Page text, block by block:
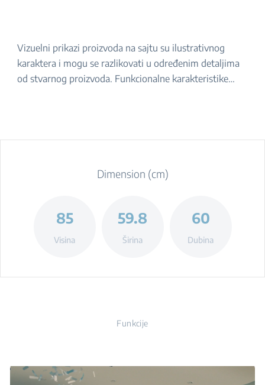
Vizuelni prikazi proizvoda na sajtu su ilustrativnog
karaktera i mogu se razlikovati u određenim detaljima
od stvarnog proizvoda. Funkcionalne karakteristike
Dimension (cm)
85
Visina
59.8
Širina
60
Dubina
Funkcije